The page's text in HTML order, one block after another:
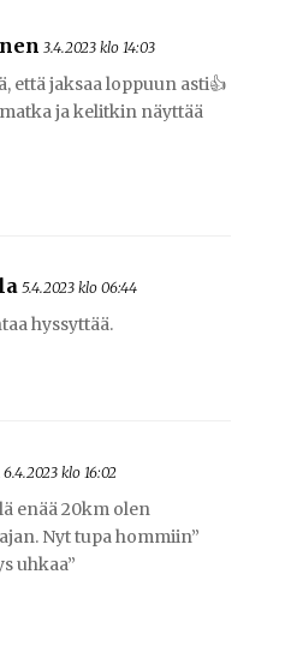
3.4.2023 klo 14:03
että jaksaa loppuun asti👍
ja kelitkin näyttää
5.4.2023 klo 06:44
hyssyttää.
6.4.2023 klo 16:02
enää 20km olen
Nyt tupa hommiin”
uhkaa”